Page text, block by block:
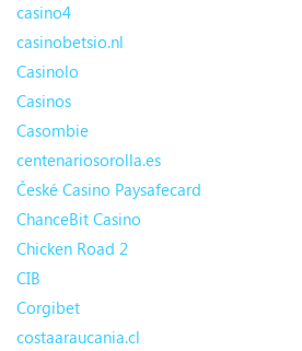
casino4
casinobetsio.nl
Casinolo
Casinos
Casombie
centenariosorolla.es
České Casino Paysafecard
ChanceBit Casino
Chicken Road 2
CIB
Corgibet
costaaraucania.cl